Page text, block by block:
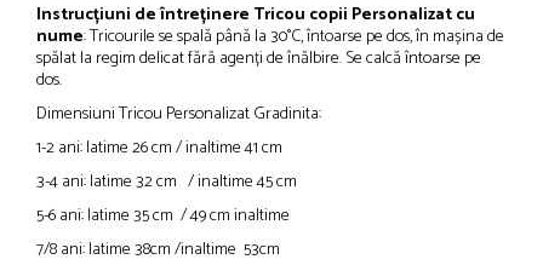
Instrucțiuni de întreținere Tricou copii Personalizat cu
nume: Tricourile se spală până la 30°C, întoarse pe dos, în mașina de
spălat la regim delicat fără agenți de înălbire. Se calcă întoarse pe
dos.
Dimensiuni Tricou Personalizat Gradinita:
1-2 ani: latime 26 cm / inaltime 41 cm
3-4 ani: latime 32 cm / inaltime 45 cm
5-6 ani: latime 35 cm / 49 cm inaltime
7/8 ani: latime 38cm /inaltime 53cm